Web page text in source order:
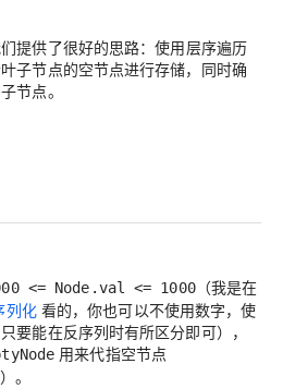
提供了很好的思路：使用层序遍历
子节点的空节点进行存储，同时确
节点。
<= Node.val <= 1000（我是在
列化看的，你也可以不使用数字，使
要能在反序列时有所区分即可），
用来代指空节点
）。